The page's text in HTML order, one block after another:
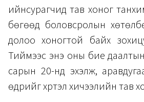
ийнсурагчид тав хоног
бөгөөд боловсролын
долоо хоногтой байх
Тиймээс энэ оны бие
сарын 20-нд эхэлж,
өдрийг хүртэл хичээлийн тав